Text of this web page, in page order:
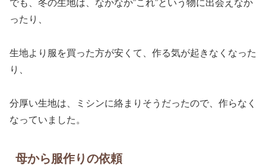
でも、冬の生地は、なかなか”これ”という物に出会えなか
ったり、
生地より服を買った方が安くて、作る気が起きなくなった
り、
分厚い生地は、ミシンに絡まりそうだったので、作らなく
なっていました。
母から服作りの依頼